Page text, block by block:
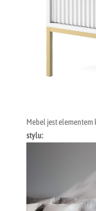
Mebel jest
stylu: